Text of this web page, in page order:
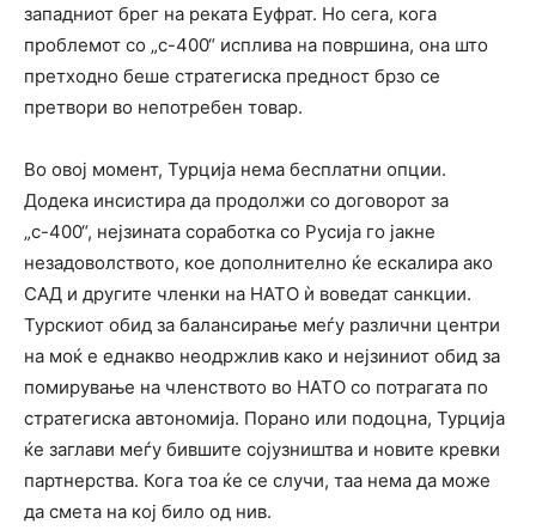
западниот брег на реката Еуфрат. Но сега, кога
проблемот со „с-400“ исплива на површина, она што
претходно беше стратегиска предност брзо се
претвори во непотребен товар.
Во овој момент, Турција нема бесплатни опции.
Додека инсистира да продолжи со договорот за
„с-400“, нејзината соработка со Русија го јакне
незадоволството, кое дополнително ќе ескалира ако
САД и другите членки на НАТО ѝ воведат санкции.
Турскиот обид за балансирање меѓу различни центри
на моќ е еднакво неодржлив како и нејзиниот обид за
помирување на членството во НАТО со потрагата по
стратегиска автономија. Порано или подоцна, Турција
ќе заглави меѓу бившите сојузништва и новите кревки
партнерства. Кога тоа ќе се случи, таа нема да може
да смета на кој било од нив.